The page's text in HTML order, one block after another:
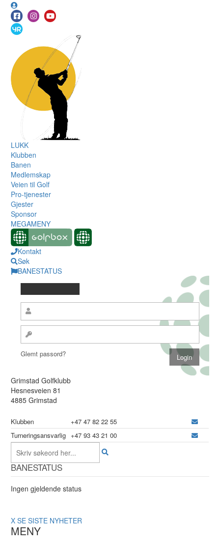
LUKK
Klubben
Banen
Medlemskap
Veien til Golf
Pro-tjenester
Gjester
Sponsor
MEGAMENY
Kontakt
Søk
BANESTATUS
Glemt passord?
Grimstad Golfklubb
Hesnesveien 81
4885 Grimstad
Klubben
+47 47 82 22 55
Turneringsansvarlig +47 93 43 21 00
BANESTATUS
Ingen gjeldende status
X SE SISTE NYHETER
MENY